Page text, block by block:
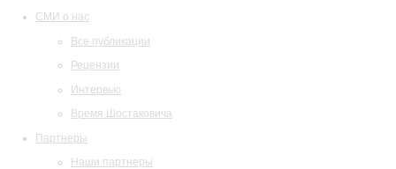
СМИ о нас
Все публикации
Рецензии
Интервью
Время Шостаковича
Партнеры
Наши партнеры